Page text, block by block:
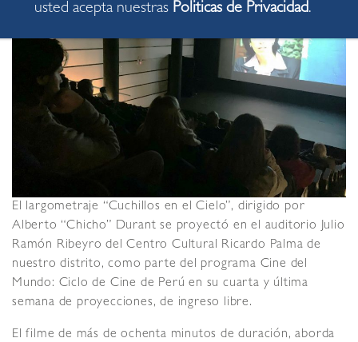
El largometraje “Cuchillos en el Cielo”, dirigido por
Alberto “Chicho” Durant se proyectó en el auditorio Julio
Ramón Ribeyro del Centro Cultural Ricardo Palma de
nuestro distrito, como parte del programa Cine del
Mundo: Ciclo de Cine de Perú en su cuarta y última
semana de proyecciones, de ingreso libre.
El filme de más de ochenta minutos de duración, aborda
usted acepta nuestras Politicas de Privacidad.